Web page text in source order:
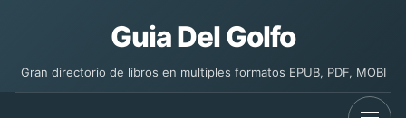
Guia Del Golfo
Gran directorio de libros en multiples formatos EPUB, PDF, MOBI